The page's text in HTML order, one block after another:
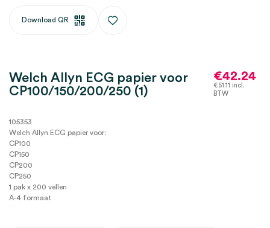
Download QR
Welch Allyn ECG papier voor
CP100/150/200/250 (1)
€42.24
€51.11 incl.
BTW
105353
Welch Allyn ECG papier voor:
CP100
CP150
CP200
CP250
1 pak x 200 vellen
A-4 formaat